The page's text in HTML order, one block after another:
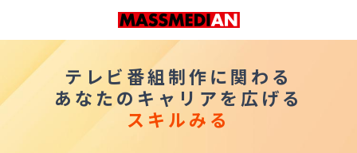
テレビ番組制作に関わる
あなたのキャリアを広げる
スキルみる